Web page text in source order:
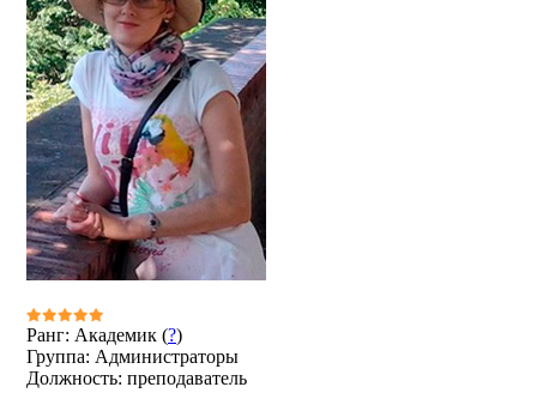
Ранг: Академик (?)
Группа: Администраторы
Должность: преподаватель